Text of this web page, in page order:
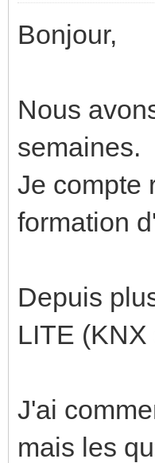
Bonjour,
Nous
semaines.
Je compte
formation
Depuis
LITE
J'ai
mais les